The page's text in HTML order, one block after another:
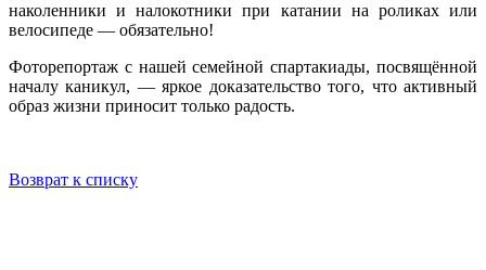
наколенники и налокотники при катании на роликах или
велосипеде — обязательно!
Фоторепортаж с нашей семейной спартакиады, посвящённой
началу каникул, — яркое доказательство того, что активный
образ жизни приносит только радость.
Возврат к списку